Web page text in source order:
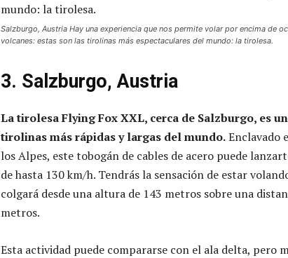
Salzburgo, Austria Hay una experiencia que nos permite volar por encima de
volcanes: estas son las tirolinas más espectaculares del mundo: la tirolesa.
3. Salzburgo, Austria
La tirolesa Flying Fox XXL, cerca de Salzburgo, es
tirolinas más rápidas y largas del mundo.Enclavado
los Alpes, este tobogán de cables de acero puede
de hasta 130 km/h. Tendrás la sensación de estar
colgará desde una altura de 143 metros sobre una
metros.
Esta actividad puede compararse con el ala delta, pero